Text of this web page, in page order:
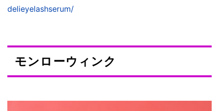
delieyelashserum/
モンローウィンク